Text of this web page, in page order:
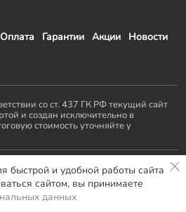
Оплата Гарантии Акции
Новости
со ст. 437 ГК РФ текущий сайт
и создан исключительно в
стоимость уточняйте у
Септики
Террасы
быстрой и удобной работы сайта
сайтом, вы принимаете
данных